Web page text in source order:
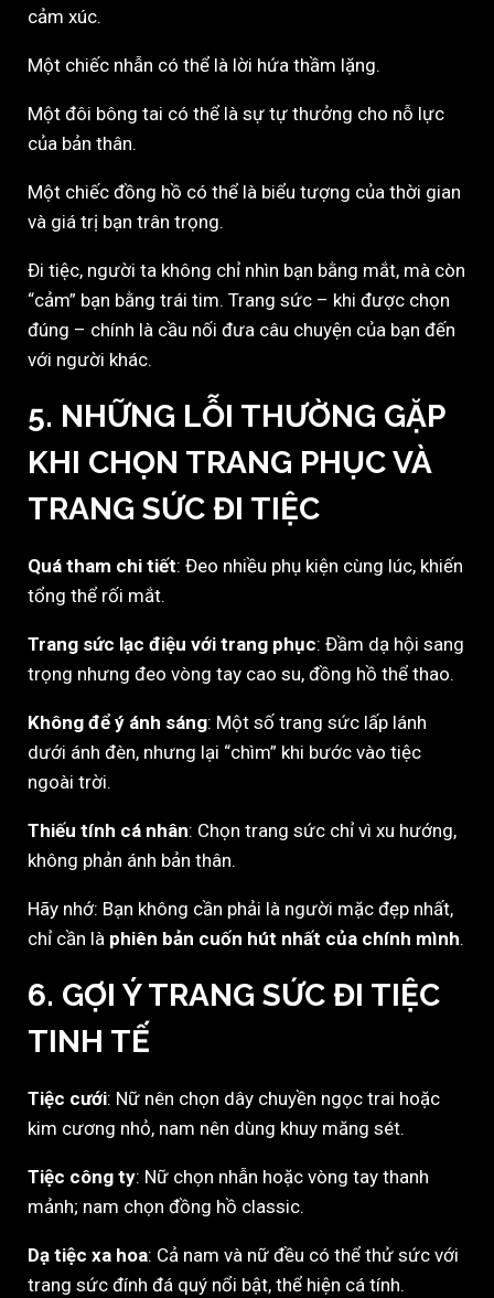
cảm xúc.
Một chiếc nhẫn có thể là lời hứa thầm lặng.
Một đôi bông tai có thể là sự tự thưởng cho nỗ lực
của bản thân.
Một chiếc đồng hồ có thể là biểu tượng của thời gian
và giá trị bạn trân trọng.
Đi tiệc, người ta không chỉ nhìn bạn bằng mắt, mà còn
“cảm” bạn bằng trái tim. Trang sức – khi được chọn
đúng – chính là cầu nối đưa câu chuyện của bạn đến
với người khác.
5. NHỮNG LỖI THƯỜNG GẶP
KHI CHỌN TRANG PHỤC VÀ
TRANG SỨC ĐI TIỆC
Quá tham chi tiết: Đeo nhiều phụ kiện cùng lúc, khiến
tổng thể rối mắt.
Trang sức lạc điệu với trang phục: Đầm dạ hội sang
trọng nhưng đeo vòng tay cao su, đồng hồ thể thao.
Không để ý ánh sáng: Một số trang sức lấp lánh
dưới ánh đèn, nhưng lại “chìm” khi bước vào tiệc
ngoài trời.
Thiếu tính cá nhân: Chọn trang sức chỉ vì xu hướng,
không phản ánh bản thân.
Hãy nhớ: Bạn không cần phải là người mặc đẹp nhất,
chỉ cần là phiên bản cuốn hút nhất của chính mình.
6. GỢI Ý TRANG SỨC ĐI TIỆC
TINH TẾ
Tiệc cưới: Nữ nên chọn dây chuyền ngọc trai hoặc
kim cương nhỏ, nam nên dùng khuy măng sét.
Tiệc công ty: Nữ chọn nhẫn hoặc vòng tay thanh
mảnh; nam chọn đồng hồ classic.
Dạ tiệc xa hoa: Cả nam và nữ đều có thể thử sức với
trang sức đính đá quý nổi bật, thể hiện cá tính.